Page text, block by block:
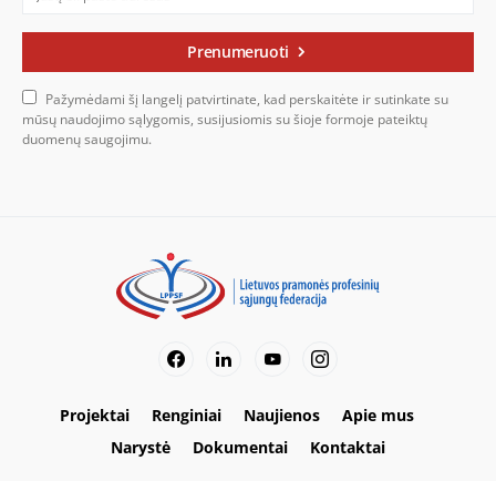
Prenumeruoti
Pažymėdami šį langelį patvirtinate, kad perskaitėte ir sutinkate su
mūsų naudojimo sąlygomis, susijusiomis su šioje formoje pateiktų
duomenų saugojimu.
Projektai Renginiai Naujienos
Apie mus
Narystė
Dokumentai Kontaktai